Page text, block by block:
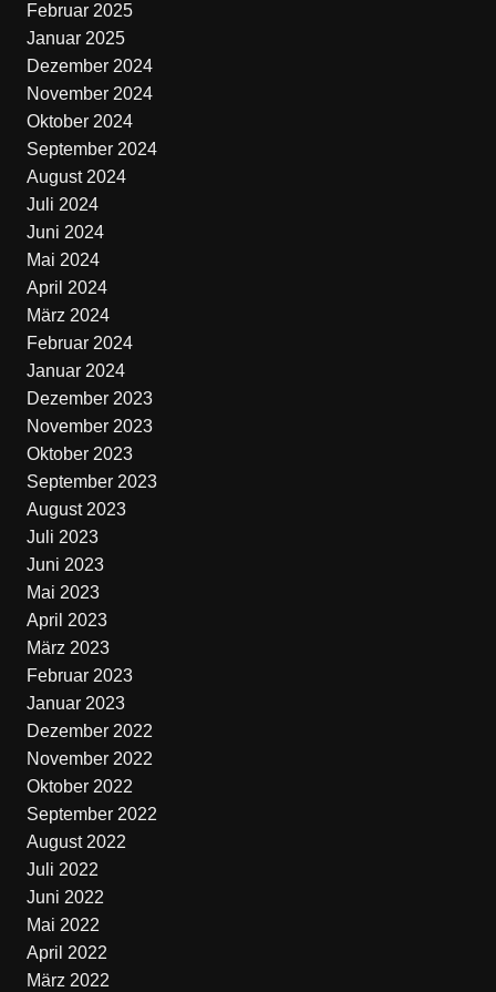
Februar 2025
Januar 2025
Dezember 2024
November 2024
Oktober 2024
September 2024
August 2024
Juli 2024
Juni 2024
Mai 2024
April 2024
März 2024
Februar 2024
Januar 2024
Dezember 2023
November 2023
Oktober 2023
September 2023
August 2023
Juli 2023
Juni 2023
Mai 2023
April 2023
März 2023
Februar 2023
Januar 2023
Dezember 2022
November 2022
Oktober 2022
September 2022
August 2022
Juli 2022
Juni 2022
Mai 2022
April 2022
März 2022